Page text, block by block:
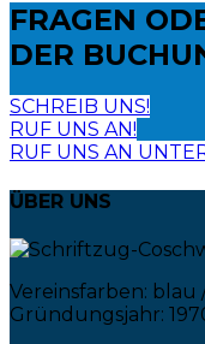
FRAGEN
DER
SCHREIB UNS!
RUF UNS AN!
RUF UNS AN
ÜBER UNS
Vereinsfarben: blau
Gründungsjahr: